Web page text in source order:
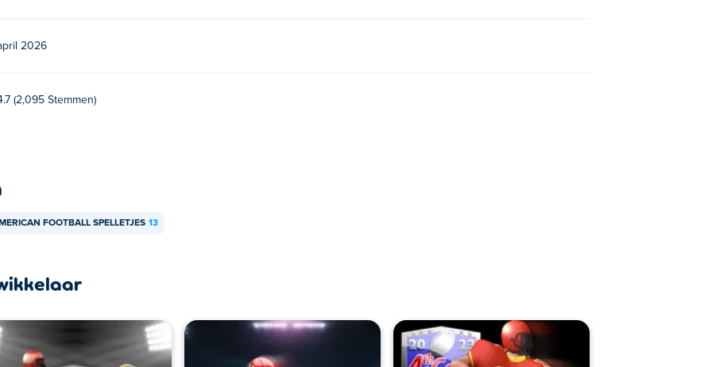
je computer en mobiele apparaten zoals telefoons en tablets.
2026
(2,095 Stemmen)
FOOTBALL SPELLETJES 13